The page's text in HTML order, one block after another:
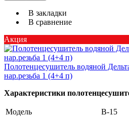
В закладки
В сравнение
Акция
Полотенцесушитель водяной
нар.резьба 1 (4+4 п)
Характеристики
Модель
В-15